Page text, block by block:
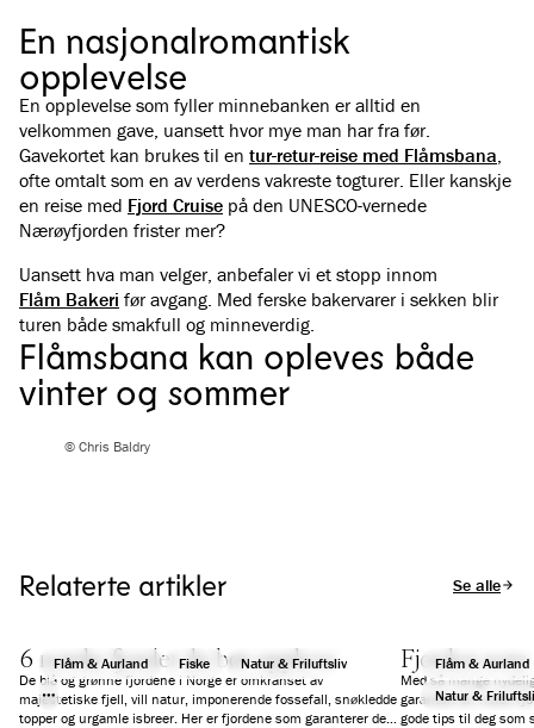
En nasjonalromantisk
opplevelse
En opplevelse som fyller minnebanken er alltid en
velkommen gave, uansett hvor mye man har fra før.
Gavekortet kan brukes til en tur-retur-reise med Flåmsbana,
ofte omtalt som en av verdens vakreste togturer. Eller kanskje
en reise med Fjord Cruise på den UNESCO-vernede
Nærøyfjorden frister mer?
Uansett hva man velger, anbefaler vi et stopp innom
Flåm Bakeri før avgang. Med ferske bakervarer i sekken blir
turen både smakfull og minneverdig.
Flåmsbana kan opleves både
vinter og sommer
© Chris Baldry
Relaterte artikler Se alle
Flåm & Aurland Fiske Natur & Friluftsliv
6 norske fjorder du bør oppleve
De blå og grønne fjordene i Norge er omkranset av
majestetiske fjell, vill natur, imponerende fossefall, snøkledde
topper og urgamle isbreer. Her er fjordene som garanterer deg
Flåm & Aurland
Natur &
Fjorden som
Med så mange
garantert en norsk
gode tips til deg som